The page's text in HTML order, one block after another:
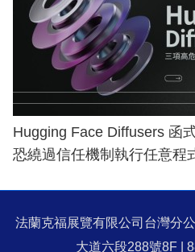
Hugging Face Diffusers 函
恐繞過信任機制執行任意程
法蘭克福展覽有限公司台灣分
大道六段288號8F |